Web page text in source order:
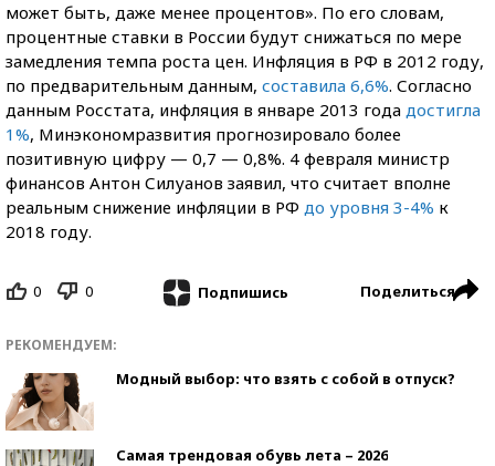
может быть, даже менее процентов». По его словам,
процентные ставки в России будут снижаться по мере
замедления темпа роста цен. Инфляция в РФ в 2012 году,
по предварительным данным, составила 6,6%. Согласно
данным Росстата, инфляция в январе 2013 года достигла
1%, Минэкономразвития прогнозировало более
позитивную цифру — 0,7 — 0,8%. 4 февраля министр
финансов Антон Силуанов заявил, что считает вполне
реальным снижение инфляции в РФ до уровня 3-4% к
2018 году.
0 0 Подпишись Поделиться
РЕКОМЕНДУЕМ:
Модный выбор: что взять с собой в отпуск?
Самая трендовая обувь лета – 2026